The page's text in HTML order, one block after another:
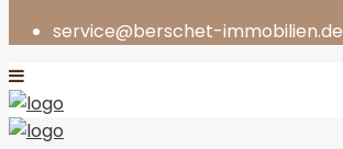
service@berschet-immobilien.de